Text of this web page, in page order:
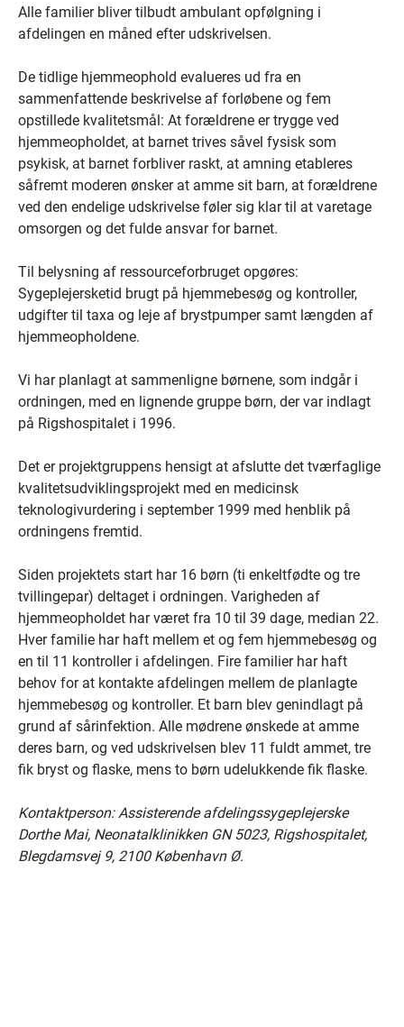
Alle familier bliver tilbudt ambulant opfølgning i
afdelingen en måned efter udskrivelsen.
De tidlige hjemmeophold evalueres ud fra en
sammenfattende beskrivelse af forløbene og fem
opstillede kvalitetsmål: At forældrene er trygge ved
hjemmeopholdet, at barnet trives såvel fysisk som
psykisk, at barnet forbliver raskt, at amning etableres
såfremt moderen ønsker at amme sit barn, at forældrene
ved den endelige udskrivelse føler sig klar til at varetage
omsorgen og det fulde ansvar for barnet.
Til belysning af ressourceforbruget opgøres:
Sygeplejersketid brugt på hjemmebesøg og kontroller,
udgifter til taxa og leje af brystpumper samt længden af
hjemmeopholdene.
Vi har planlagt at sammenligne børnene, som indgår i
ordningen, med en lignende gruppe børn, der var indlagt
på Rigshospitalet i 1996.
Det er projektgruppens hensigt at afslutte det tværfaglige
kvalitetsudviklingsprojekt med en medicinsk
teknologivurdering i september 1999 med henblik på
ordningens fremtid.
Siden projektets start har 16 børn (ti enkeltfødte og tre
tvillingepar) deltaget i ordningen. Varigheden af
hjemmeopholdet har været fra 10 til 39 dage, median 22.
Hver familie har haft mellem et og fem hjemmebesøg og
en til 11 kontroller i afdelingen. Fire familier har haft
behov for at kontakte afdelingen mellem de planlagte
hjemmebesøg og kontroller. Et barn blev genindlagt på
grund af sårinfektion. Alle mødrene ønskede at amme
deres barn, og ved udskrivelsen blev 11 fuldt ammet, tre
fik bryst og flaske, mens to børn udelukkende fik flaske.
Kontaktperson: Assisterende afdelingssygeplejerske
Dorthe Mai, Neonatalklinikken GN 5023, Rigshospitalet,
Blegdamsvej 9, 2100 København Ø.